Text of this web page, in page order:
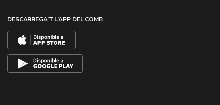
DESCARREGA’T L’APP DEL COMB